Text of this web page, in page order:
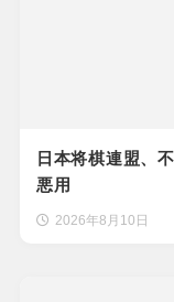
日本将棋連盟、
悪用
2026年8月10日